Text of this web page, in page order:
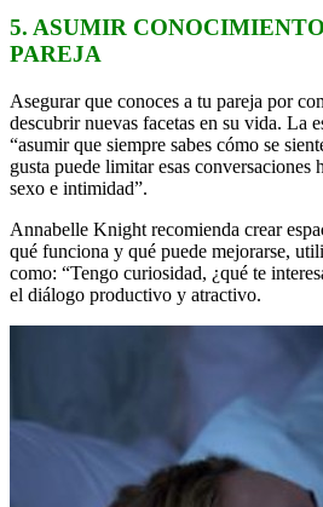
5. ASUMIR
PAREJA
Asegurar que conoces a tu pareja por
descubrir nuevas facetas en su vida. La
“asumir que siempre sabes cómo se
gusta puede limitar esas conversaciones
sexo e intimidad”.
Annabelle Knight recomienda crear
qué funciona y qué puede mejorarse,
como: “Tengo curiosidad, ¿qué te
el diálogo productivo y atractivo.